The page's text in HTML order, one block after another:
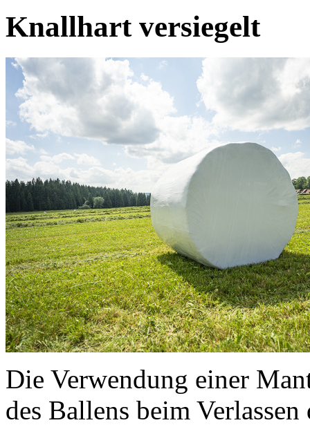
Knallhart versiegelt
Die Verwendung einer
des Ballens beim